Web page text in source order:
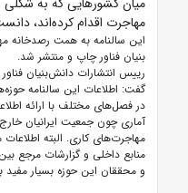
مهاجرت اقدام کرده‌اند،
این سالنامه به همت رصدخانه
بنیان فناور چاپ و منتشر شد.
رییس انتشارات دانش‌بنیان
گفت: اطلاعات این سالنامه
در فصل‌های مختلف با ارائه
آماری چون جمعیت ایرانیان
مهاجرت‌های کاری. البته
منابع داخلی و گزارشات مرجع
و محققان این حوزه بسیار